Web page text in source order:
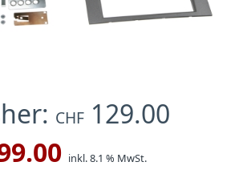
CHF 129.00
inkl. 8.1 % MwSt.